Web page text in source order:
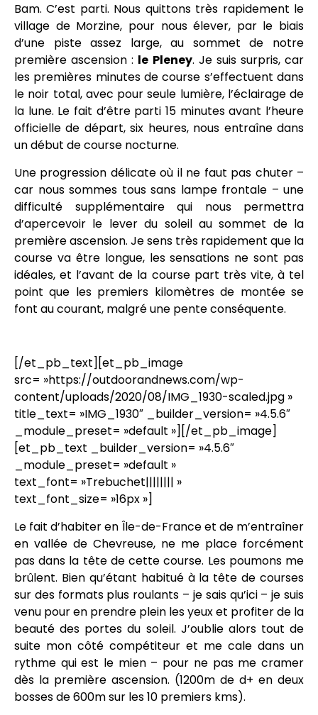
Bam. C’est parti. Nous quittons très rapidement le
village de Morzine, pour nous élever, par le biais
d’une piste assez large, au sommet de notre
première ascension : le Pleney. Je suis surpris, car
les premières minutes de course s’effectuent dans
le noir total, avec pour seule lumière, l’éclairage de
la lune. Le fait d’être parti 15 minutes avant l’heure
officielle de départ, six heures, nous entraîne dans
un début de course nocturne.
Une progression délicate où il ne faut pas chuter –
car nous sommes tous sans lampe frontale – une
difficulté supplémentaire qui nous permettra
d’apercevoir le lever du soleil au sommet de la
première ascension. Je sens très rapidement que la
course va être longue, les sensations ne sont pas
idéales, et l’avant de la course part très vite, à tel
point que les premiers kilomètres de montée se
font au courant, malgré une pente conséquente.
[/et_pb_text][et_pb_image
src= »https://outdoorandnews.com/wp-
content/uploads/2020/08/IMG_1930-scaled.jpg »
title_text= »IMG_1930″ _builder_version= »4.5.6″
_module_preset= »default »][/et_pb_image]
[et_pb_text _builder_version= »4.5.6″
_module_preset= »default »
text_font= »Trebuchet|||||||| »
text_font_size= »16px »]
Le fait d’habiter en Île-de-France et de m’entraîner
en vallée de Chevreuse, ne me place forcément
pas dans la tête de cette course. Les poumons me
brûlent. Bien qu’étant habitué à la tête de courses
sur des formats plus roulants – je sais qu’ici – je suis
venu pour en prendre plein les yeux et profiter de la
beauté des portes du soleil. J’oublie alors tout de
suite mon côté compétiteur et me cale dans un
rythme qui est le mien – pour ne pas me cramer
dès la première ascension. (1200m de d+ en deux
bosses de 600m sur les 10 premiers kms).